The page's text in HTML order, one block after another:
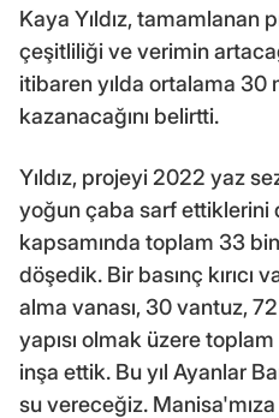
Kaya Yıldız, tamamlanan
çeşitliliği ve verimin
itibaren yılda ortalama 30
kazanacağını belirtti.
Yıldız, projeyi 2022 yaz
yoğun çaba sarf ettiklerini
kapsamında toplam 33
döşedik. Bir basınç kırıcı
alma vanası, 30 vantuz,
yapısı olmak üzere
inşa ettik. Bu yıl Ayanlar
su vereceğiz. Manisa'mıza